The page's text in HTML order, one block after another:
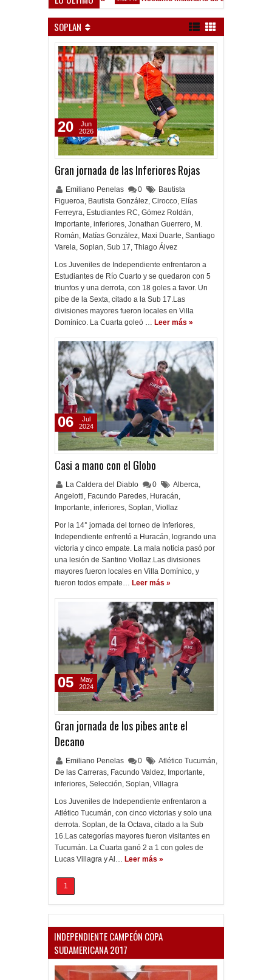
SOPLAN
Gran jornada de las Inferiores Rojas
Emiliano Penelas 0
Bautista
Figueroa, Bautista González, Cirocco, Elías
Ferreyra, Estudiantes RC, Gómez Roldán,
Importante, inferiores, Jonathan Guerrero, M.
Román, Matías González, Maxi Duarte, Santiago
Varela, Soplan, Sub 17, Thiago Álvez
Los Juveniles de Independiente enfrentaron a
Estudiantes de Río Cuarto y se quedaron con 5
triunfos y una derrota, con 18 goles a favor. Un
pibe de la Sexta, citado a la Sub 17.Las
divisiones mayores fueron locales en Villa
Domínico. La Cuarta goleó … Leer más »
20
Jun
2026
Casi a mano con el Globo
La Caldera del Diablo 0 Alberca,
Angelotti, Facundo Paredes, Huracán,
Importante, inferiores, Soplan, Viollaz
Por la 14° jornada del torneo de Inferiores,
Independiente enfrentó a Huracán, logrando una
victoria y cinco empate. La mala noticia pasó por
una lesión de Santino Viollaz.Las divisiones
mayores fueron locales en Villa Domínico, y
fueron todos empate… Leer más »
06
Jul
2024
Gran jornada de los pibes ante el
Decano
Emiliano Penelas 0 Atlético Tucumán,
De las Carreras, Facundo Valdez, Importante,
inferiores, Selección, Soplan, Villagra
Los Juveniles de Independiente enfrentaron a
Atlético Tucumán, con cinco victorias y solo una
derrota. Soplan, de la Octava, citado a la Sub
16.Las categorías mayores fueron visitantes en
Tucumán. La Cuarta ganó 2 a 1 con goles de
Lucas Villagra y Al… Leer más »
05
May
2024
1
INDEPENDIENTE CAMPEÓN COPA
SUDAMERICANA 2017